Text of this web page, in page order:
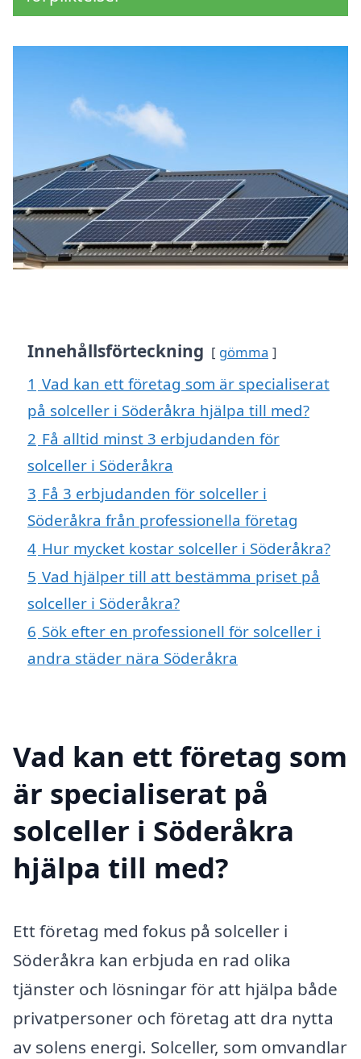
Innehållsförteckning gömma
1 Vad kan ett företag som är specialiserat
på solceller i Söderåkra hjälpa till med?
2 Få alltid minst 3 erbjudanden för
solceller i Söderåkra
3 Få 3 erbjudanden för solceller i
Söderåkra från professionella företag
4 Hur mycket kostar solceller i Söderåkra?
5 Vad hjälper till att bestämma priset på
solceller i Söderåkra?
6 Sök efter en professionell för solceller i
andra städer nära Söderåkra
Vad kan ett företag som
är specialiserat på
solceller i Söderåkra
hjälpa till med?
Ett företag med fokus på solceller i
Söderåkra kan erbjuda en rad olika
tjänster och lösningar för att hjälpa både
privatpersoner och företag att dra nytta
av solens energi. Solceller, som omvandlar